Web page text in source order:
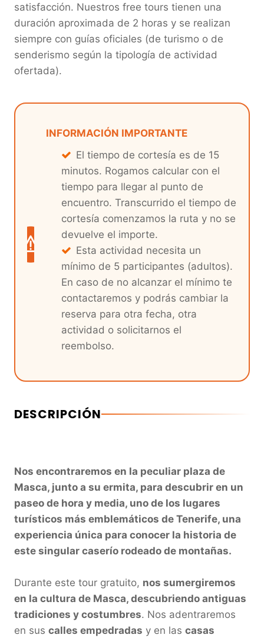
satisfacción. Nuestros free tours tienen una
duración aproximada de 2 horas y se realizan
siempre con guías oficiales (de turismo o de
senderismo según la tipología de actividad
ofertada).
INFORMACIÓN IMPORTANTE
El tiempo de cortesía es de 15
minutos. Rogamos calcular con el
tiempo para llegar al punto de
encuentro. Transcurrido el tiempo de
cortesía comenzamos la ruta y no se
devuelve el importe.
Esta actividad necesita un
mínimo de 5 participantes (adultos).
En caso de no alcanzar el mínimo te
contactaremos y podrás cambiar la
reserva para otra fecha, otra
actividad o solicitarnos el
reembolso.
DESCRIPCIÓN
Nos encontraremos en la peculiar plaza de
Masca, junto a su ermita, para descubrir en un
paseo de hora y media, uno de los lugares
turísticos más emblemáticos de Tenerife, una
experiencia única para conocer la historia de
este singular caserío rodeado de montañas.
Durante este tour gratuito, nos sumergiremos
en la cultura de Masca, descubriendo antiguas
tradiciones y costumbres. Nos adentraremos
en sus calles empedradas y en las casas